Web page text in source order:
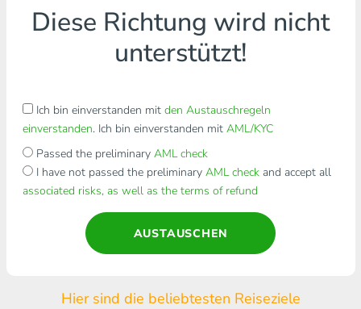
Diese Richtung wird nicht
unterstützt!
Ich bin einverstanden mit den Austauschregeln
einverstanden. Ich bin einverstanden mit AML/KYC
Passed the preliminary AML check
I have not passed the preliminary AML checkand accept all
associated risks, as well as the terms of refund
AUSTAUSCHEN
Hier sind die beliebtesten Reiseziele